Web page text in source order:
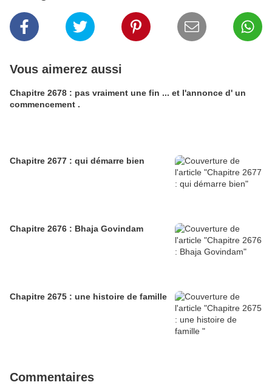
Vous aimerez aussi
Chapitre 2678 : pas vraiment une fin ... et l'annonce d' un
commencement .
Chapitre 2677 : qui démarre bien
Chapitre 2676 : Bhaja Govindam
Chapitre 2675 : une histoire de famille
Commentaires